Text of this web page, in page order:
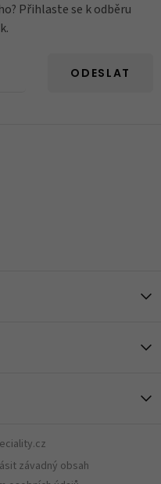
Přihlaste se k odběru
ODESLAT
závadný obsah